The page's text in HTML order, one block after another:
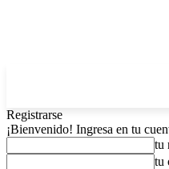
Registrarse
¡Bienvenido! Ingresa en tu
tu
tu